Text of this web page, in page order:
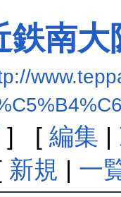
鉄南大
] [ 編集 |
新規 | 一